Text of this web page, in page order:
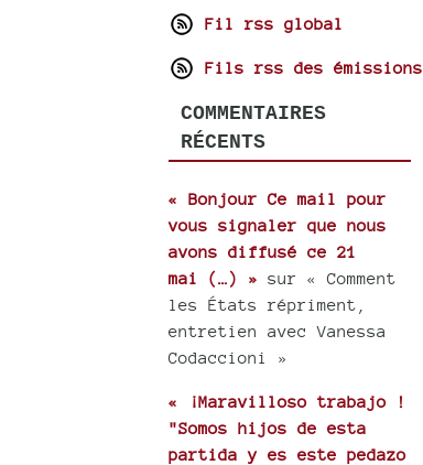
Fil rss global
Fils rss des émissions
COMMENTAIRES
RÉCENTS
« Bonjour Ce mail pour
vous signaler que nous
avons diffusé ce 21
mai (…) » sur « Comment
les États répriment,
entretien avec Vanessa
Codaccioni »
« ¡Maravilloso trabajo !
"Somos hijos de esta
partida y es este pedazo